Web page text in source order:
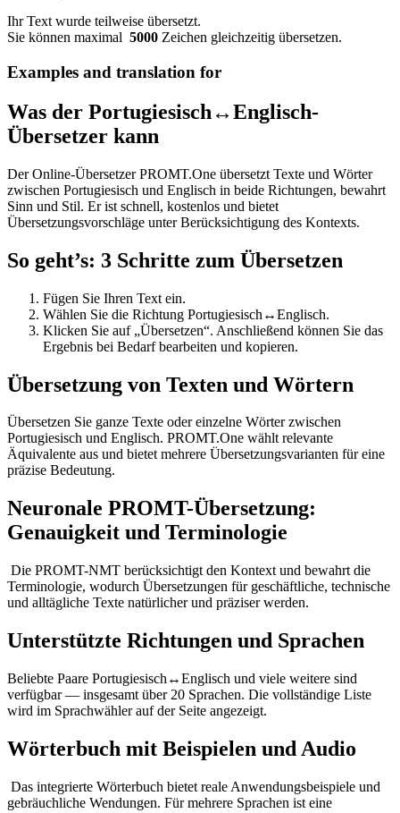
Ihr Text wurde teilweise übersetzt.
Sie können maximal 5000 Zeichen gleichzeitig übersetzen.
Examples and translation for
Was der Portugiesisch↔Englisch-
Übersetzer kann
Der Online-Übersetzer PROMT.One übersetzt Texte und Wörter
zwischen Portugiesisch und Englisch in beide Richtungen, bewahrt
Sinn und Stil. Er ist schnell, kostenlos und bietet
Übersetzungsvorschläge unter Berücksichtigung des Kontexts.
So geht’s: 3 Schritte zum Übersetzen
Fügen Sie Ihren Text ein.
Wählen Sie die Richtung Portugiesisch↔Englisch.
Klicken Sie auf „Übersetzen“. Anschließend können Sie das
Ergebnis bei Bedarf bearbeiten und kopieren.
Übersetzung von Texten und Wörtern
Übersetzen Sie ganze Texte oder einzelne Wörter zwischen
Portugiesisch und Englisch. PROMT.One wählt relevante
Äquivalente aus und bietet mehrere Übersetzungsvarianten für eine
präzise Bedeutung.
Neuronale PROMT-Übersetzung:
Genauigkeit und Terminologie
Die PROMT-NMT berücksichtigt den Kontext und bewahrt die
Terminologie, wodurch Übersetzungen für geschäftliche, technische
und alltägliche Texte natürlicher und präziser werden.
Unterstützte Richtungen und Sprachen
Beliebte Paare Portugiesisch↔Englisch und viele weitere sind
verfügbar — insgesamt über 20 Sprachen. Die vollständige Liste
wird im Sprachwähler auf der Seite angezeigt.
Wörterbuch mit Beispielen und Audio
Das integrierte Wörterbuch bietet reale Anwendungsbeispiele und
gebräuchliche Wendungen. Für mehrere Sprachen ist eine